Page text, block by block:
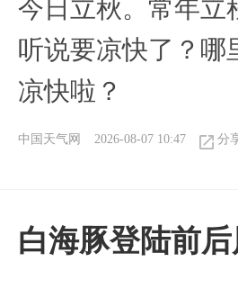
今日立秋。常年立
听说要凉快了？哪
凉快啦？
中国天气网 2026-08-07 10:47 分
白海豚登陆前